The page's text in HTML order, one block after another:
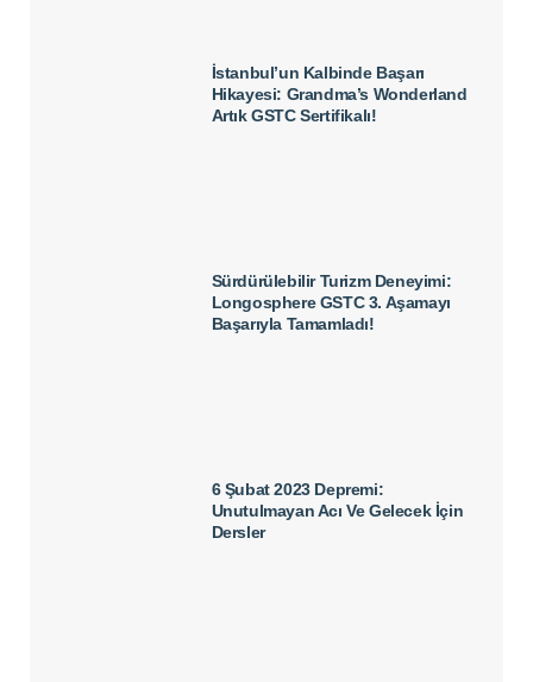
İstanbul’un Kalbinde Başarı
Hikayesi: Grandma’s Wonderland
Artık GSTC Sertifikalı!
Sürdürülebilir Turizm Deneyimi:
Longosphere GSTC 3. Aşamayı
Başarıyla Tamamladı!
6 Şubat 2023 Depremi:
Unutulmayan Acı Ve Gelecek İçin
Dersler